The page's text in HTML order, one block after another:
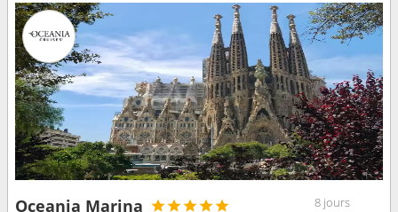
Oceania Marina
8 jours